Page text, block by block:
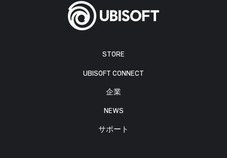
STORE
UBISOFT CONNECT
企業
NEWS
サポート